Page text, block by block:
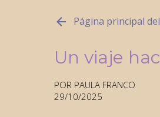
Página principal
Un viaje
POR PAULA FRANCO
29/10/2025